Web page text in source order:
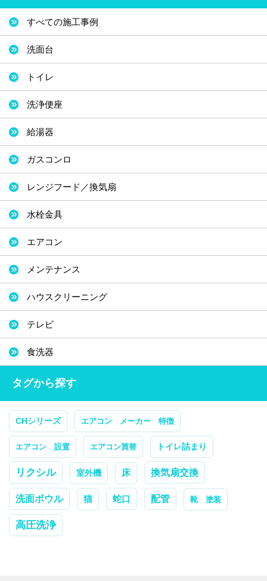
すべての施工事例
洗面台
トイレ
洗浄便座
給湯器
ガスコンロ
レンジフード／換気扇
水栓金具
エアコン
メンテナンス
ハウスクリーニング
テレビ
食洗器
タグから探す
CHシリーズ エアコン メーカー 特徴
エアコン 設置 エアコン買替 トイレ詰まり
リクシル 室外機 床 換気扇交換
洗面ボウル 猫 蛇口 配管 靴 塗装
高圧洗浄